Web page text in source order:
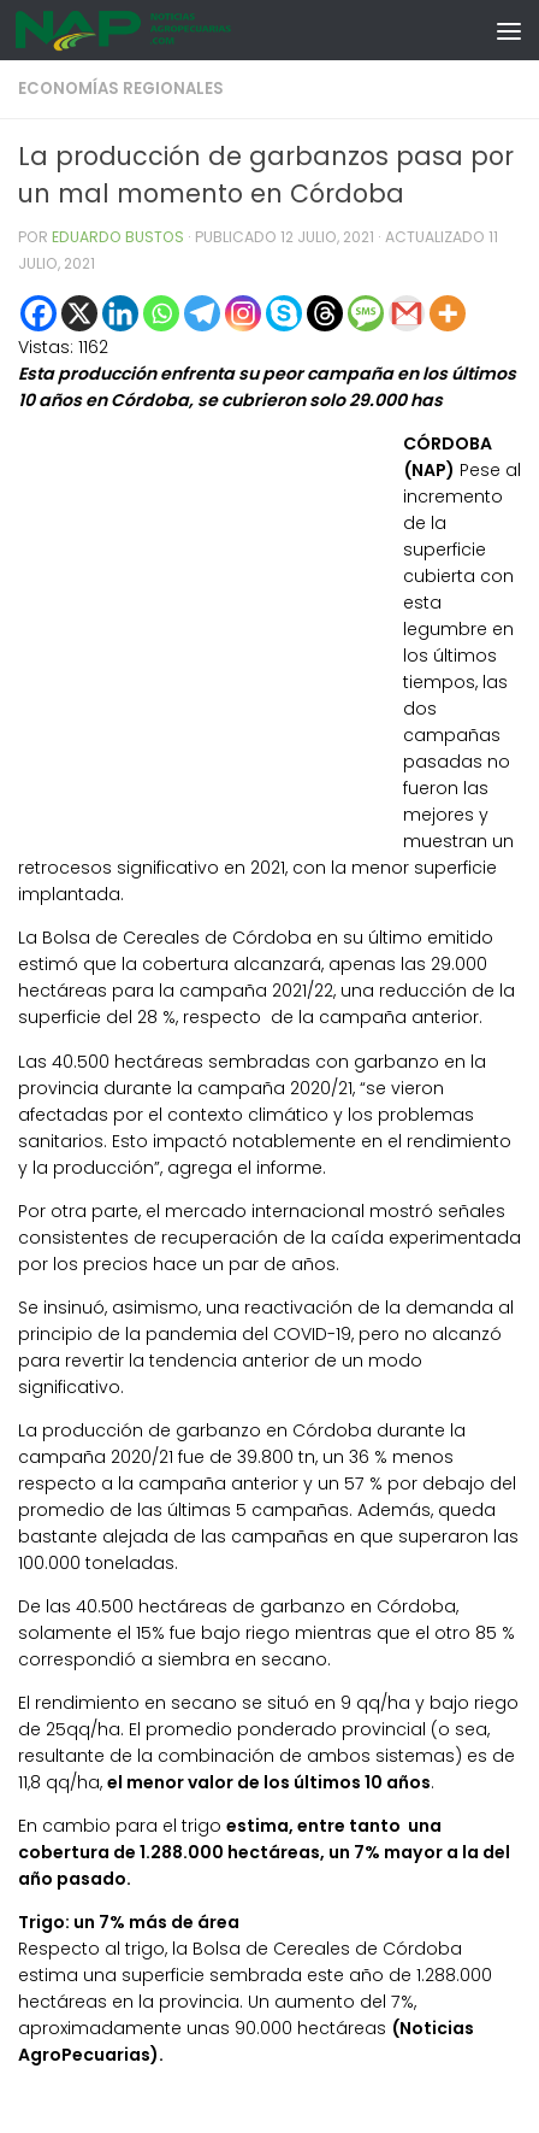
Skip to content
ECONOMÍAS REGIONALES
La producción de garbanzos pasa por
un mal momento en Córdoba
POR EDUARDO BUSTOS · PUBLICADO 12 JULIO, 2021 · ACTUALIZADO 11
JULIO, 2021
Vistas: 1162
Esta producción enfrenta su peor campaña en los últimos
10 años en Córdoba, se cubrieron solo 29.000 has
CÓRDOBA
(NAP) Pese al
incremento
de la
superficie
cubierta con
esta
legumbre en
los últimos
tiempos, las
dos
campañas
pasadas no
fueron las
mejores y
muestran un
retrocesos significativo en 2021, con la menor superficie
implantada.
La Bolsa de Cereales de Córdoba en su último emitido
estimó que la cobertura alcanzará, apenas las 29.000
hectáreas para la campaña 2021/22, una reducción de la
superficie del 28 %, respecto de la campaña anterior.
Las 40.500 hectáreas sembradas con garbanzo en la
provincia durante la campaña 2020/21, “se vieron
afectadas por el contexto climático y los problemas
sanitarios. Esto impactó notablemente en el rendimiento
y la producción”, agrega el informe.
Por otra parte, el mercado internacional mostró señales
consistentes de recuperación de la caída experimentada
por los precios hace un par de años.
Se insinuó, asimismo, una reactivación de la demanda al
principio de la pandemia del COVID-19, pero no alcanzó
para revertir la tendencia anterior de un modo
significativo.
La producción de garbanzo en Córdoba durante la
campaña 2020/21 fue de 39.800 tn, un 36 % menos
respecto a la campaña anterior y un 57 % por debajo del
promedio de las últimas 5 campañas. Además, queda
bastante alejada de las campañas en que superaron las
100.000 toneladas.
De las 40.500 hectáreas de garbanzo en Córdoba,
solamente el 15% fue bajo riego mientras que el otro 85 %
correspondió a siembra en secano.
El rendimiento en secano se situó en 9 qq/ha y bajo riego
de 25qq/ha. El promedio ponderado provincial (o sea,
resultante de la combinación de ambos sistemas) es de
11,8 qq/ha, el menor valor de los últimos 10 años.
En cambio para el trigo estima, entre tanto una
cobertura de 1.288.000 hectáreas, un 7% mayor a la del
año pasado.
Trigo: un 7% más de área
Respecto al trigo, la Bolsa de Cereales de Córdoba
estima una superficie sembrada este año de 1.288.000
hectáreas en la provincia. Un aumento del 7%,
aproximadamente unas 90.000 hectáreas (Noticias
AgroPecuarias).